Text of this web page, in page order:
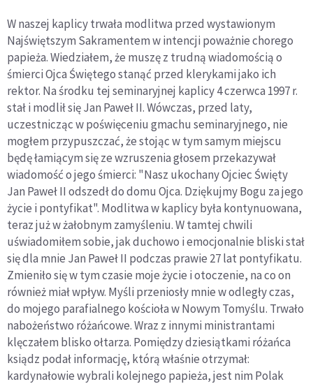
W naszej kaplicy trwała modlitwa przed wystawionym
Najświętszym Sakramentem w intencji poważnie chorego
papieża. Wiedziałem, że muszę z trudną wiadomością o
śmierci Ojca Świętego stanąć przed klerykami jako ich
rektor. Na środku tej seminaryjnej kaplicy 4 czerwca 1997 r.
stał i modlił się Jan Paweł II. Wówczas, przed laty,
uczestnicząc w poświęceniu gmachu seminaryjnego, nie
mogłem przypuszczać, że stojąc w tym samym miejscu
będę łamiącym się ze wzruszenia głosem przekazywał
wiadomość o jego śmierci: "Nasz ukochany Ojciec Święty
Jan Paweł II odszedł do domu Ojca. Dziękujmy Bogu za jego
życie i pontyfikat". Modlitwa w kaplicy była kontynuowana,
teraz już w żałobnym zamyśleniu. W tamtej chwili
uświadomiłem sobie, jak duchowo i emocjonalnie bliski stał
się dla mnie Jan Paweł II podczas prawie 27 lat pontyfikatu.
Zmieniło się w tym czasie moje życie i otoczenie, na co on
również miał wpływ. Myśli przeniosły mnie w odległy czas,
do mojego parafialnego kościoła w Nowym Tomyślu. Trwało
nabożeństwo różańcowe. Wraz z innymi ministrantami
klęczałem blisko ołtarza. Pomiędzy dziesiątkami różańca
ksiądz podał informację, którą właśnie otrzymał:
kardynałowie wybrali kolejnego papieża, jest nim Polak